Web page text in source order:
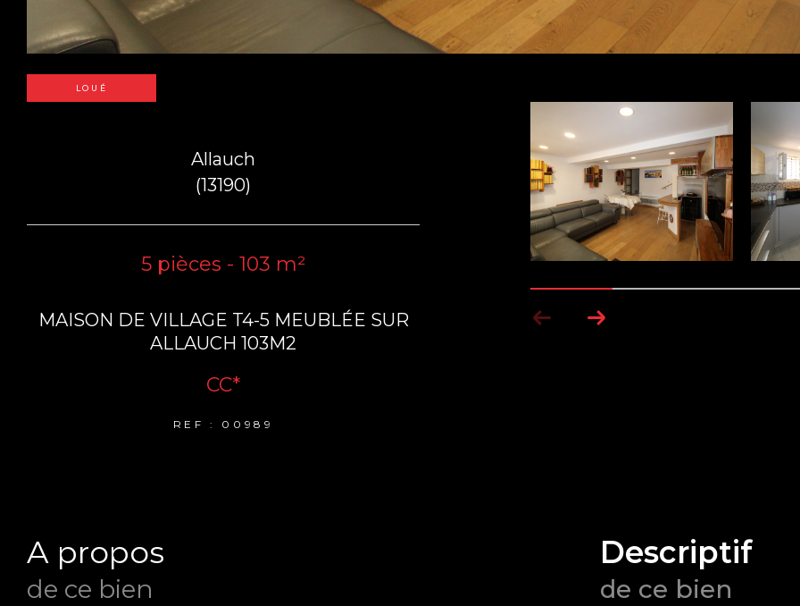
LOUÉ
Allauch
(13190)
5 pièces - 103 m²
MAISON DE VILLAGE T4-5 MEUBLÉE SUR
ALLAUCH 103M2
CC*
REF : 00989
a propos
de ce bien
descriptif
de ce bien